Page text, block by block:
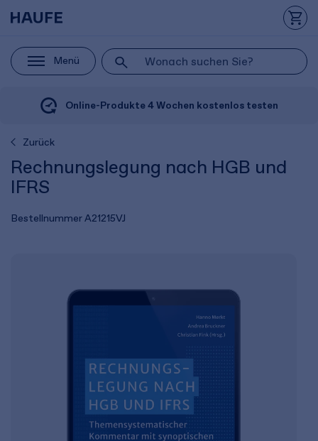
Menü
Online-Produkte 4 Wochen kostenlos testen
Zurück
Rechnungslegung nach HGB und
IFRS
BestellnummerA21215VJ